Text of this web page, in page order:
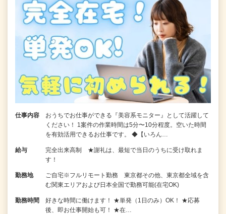
仕事内容
おうちでお仕事ができる『美容系モニター』として活躍して
ください！ 1案件の作業時間は5分〜10分程度。空いた時間
を有効活用できるお仕事です。 ◆【いろん…
給与
完全出来高制 ★謝礼は、最短で当日のうちに受け取れま
す！
勤務地
ご自宅※フルリモート勤務 東京都その他、東京都全域を含
む関東エリアおよび日本全国で勤務可能(在宅OK)
勤務時間
好きな時間に働けます！ ★単発（1日のみ）OK！ ★応募
後、即お仕事開始も可！ ★在…